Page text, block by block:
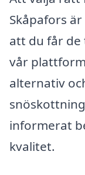
Skåpafors
att du får de
vår
alternativ
informerat
kvalitet.